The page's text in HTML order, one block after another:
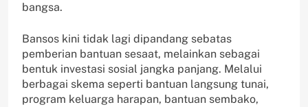
bangsa.
Bansos kini tidak lagi dipandang sebatas
pemberian bantuan sesaat, melainkan sebagai
bentuk investasi sosial jangka panjang. Melalui
berbagai skema seperti bantuan langsung tunai,
program keluarga harapan, bantuan sembako,